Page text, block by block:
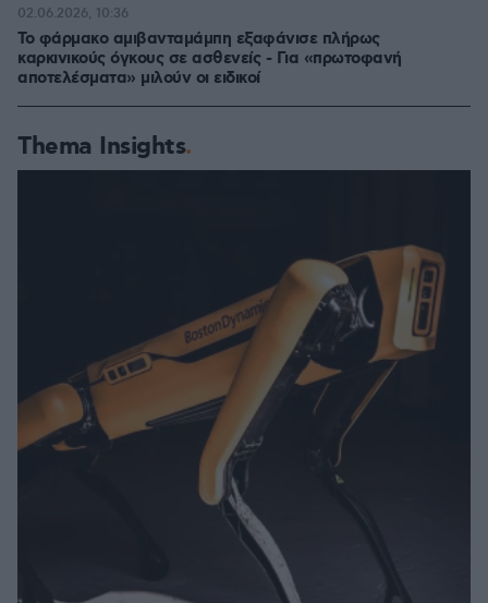
Το φάρμακο αμιβανταμάμπη εξαφάνισε πλήρως
καρκινικούς όγκους σε ασθενείς - Για «πρωτοφανή
αποτελέσματα» μιλούν οι ειδικοί
02.06.2026, 10:36
Thema Insights